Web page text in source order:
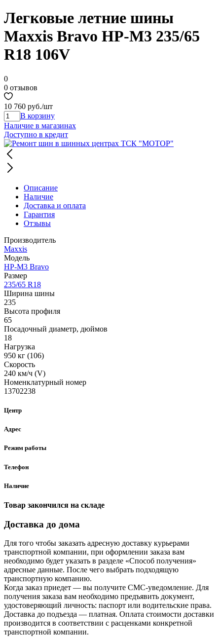
Легковые летние шины
Maxxis Bravo HP-M3 235/65
R18 106V
0
0 отзывов
10 760 руб./шт
В корзину
Наличие в магазинах
Доступно в кредит
Описание
Наличие
Доставка и оплата
Гарантия
Отзывы
Производитель
Maxxis
Модель
HP-M3 Bravo
Размер
235/65 R18
Ширина шины
235
Высота профиля
65
Посадочный диаметр, дюймов
18
Нагрузка
950 кг (106)
Скорость
240 км/ч (V)
Номенклатурный номер
13702238
Центр
Адрес
Режим работы
Телефон
Наличие
Товар закончился на складе
Доставка до дома
Для того чтобы заказать адресную доставку курьерами
транспортной компании, при оформлении заказа вам
необходимо будет указать в разделе «Способ получения»
адресные данные. После чего выбрать подходящую
транспортную компанию.
Когда заказ приедет — вы получите СМС-уведомление. Для
получения заказа вам необходимо предъявить документ,
удостоверяющий личность: паспорт или водительские права.
Доставка до подъезда — платная. Оплата стоимости доставки
производится в соответствии с расценками конкретной
транспортной компании.